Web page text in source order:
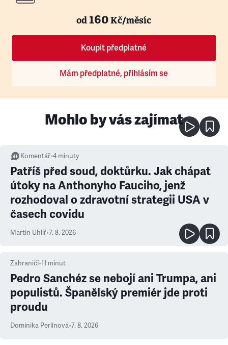
od160Kč/měsíc
Koupit předplatné
Mám předplatné, přihlásím se
Mohlo by vás zajímat
Komentář•4 minuty
Patříš před soud, doktůrku. Jak chápat
útoky na Anthonyho Fauciho, jenž
rozhodoval o zdravotní strategii USA v
časech covidu
Martin Uhlíř•7. 8. 2026
Zahraničí•11 minut
Pedro Sanchéz se nebojí ani Trumpa, ani
populistů. Španělský premiér jde proti
proudu
Dominika Perlínová•7. 8. 2026